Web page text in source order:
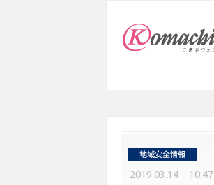
2019.03.14 10:47